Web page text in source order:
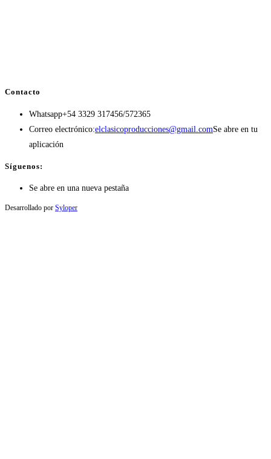
Contacto
Whatsapp+54 3329 317456/572365
Correo electrónico:elclasicoproducciones@gmail.comSe abre en tu
aplicación
Síguenos:
Se abre en una nueva pestaña
Desarrollado por Syloper